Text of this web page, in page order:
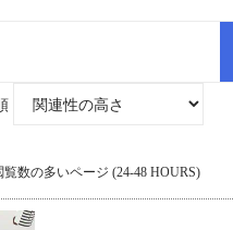
覧数の多いページ (24-48 HOURS)